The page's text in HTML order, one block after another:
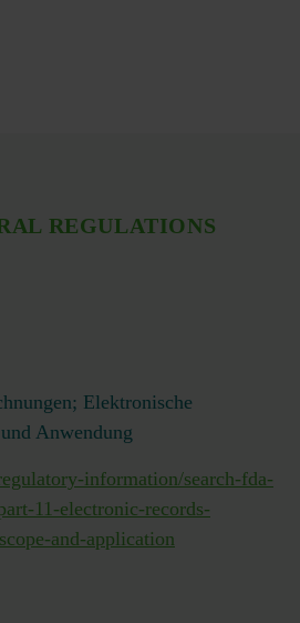
REGULATIONS
Elektronische
Anwendung
information/search-fda-
11-electronic-records-
and-application